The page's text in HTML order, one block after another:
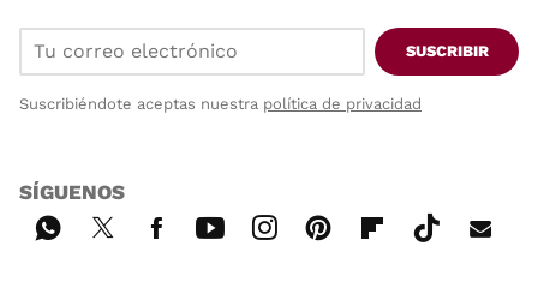
SUSCRIBIR
Suscribiéndote aceptas nuestra política de privacidad
SÍGUENOS